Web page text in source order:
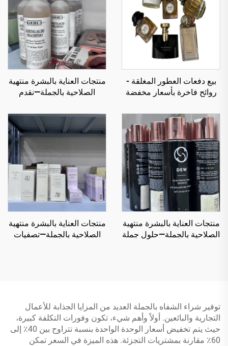
بيع دفعات العطور المغلقة -
روائح فاخرة بأسعار مخفضة
منتجات العناية بالبشرة منتهية
الصلاحية بالجملة—نقدم
التجميل الأصلية بسعر الجملة
وهي الأنسب لجميع أنواع
البشرة
منتجات العناية بالبشرة منتهية
الصلاحية بالجملة—حلول جملة
منتجات العناية بالبشرة منتهية
الصلاحية بالجملة—تصفيات
توفير شراء الشفاه بالجملة العديد من المزايا الجذابة للأعمال
التجارية والبائعين. أولاً وأهم شيء، تكون وفورات التكلفة كبيرة،
حيث يتم تخفيض أسعار الوحدة الواحدة بنسبة تتراوح بين 40٪ إلى
60٪ مقارنة بمشتريات التجزئة. هذه الميزة في السعر تمكن